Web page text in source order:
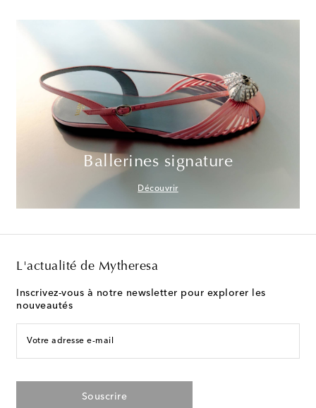
Ballerines signature
Découvrir
L'actualité de Mytheresa
Inscrivez-vous à notre newsletter pour explorer les
nouveautés
Votre adresse e-mail
Souscrire